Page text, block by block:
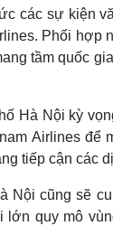
các sự kiện
Phối hợp
tầm quốc
Hà Nội kỳ
Airlines để
tiếp cận các
Nội cũng sẽ
lớn quy mô